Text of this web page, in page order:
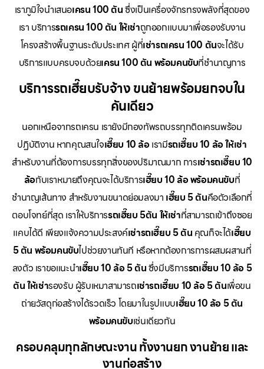
เราภูมิใจนำเสนอเครน 100 ตันซึ่งเป็นเครื่องจักรทรงพลังที่สุดของ
เรา บริการรถเครน 100 ตัน ให้เช่าถูกออกแบบมาเพื่อรองรับงาน
โครงสร้างพื้นฐานระดับประเทศ ผู้ที่เช่ารถเครน 100 ตันจะได้รับ
บริการแบบครบจบด้วยเครน 100 ตัน พร้อมคนขับที่ชำนาญการ
บริการรถเฮี๊ยบรับจ้าง ขนย้ายพร้อมยกจบใน
คันเดียว
นอกเหนือจากรถเครน เรายังมีกองทัพรถบรรทุกติดเครนพร้อม
ปฏิบัติงาน หากคุณสนใจเฮี๊ยบ 10 ล้อเรามีรถเฮี๊ยบ 10 ล้อ ให้เช่า
สำหรับงานที่ต้องการบรรทุกสิ่งของปริมาณมาก การเช่ารถเฮี๊ยบ 10
ล้อกับเราหมายถึงคุณจะได้บริการเฮี๊ยบ 10 ล้อ พร้อมคนขับที่
ชำนาญเส้นทาง สำหรับงานขนาดย่อมลงมา เฮี๊ยบ 5 ตันคือตัวเลือกที่
ตอบโจทย์ที่สุด เราให้บริการรถเฮี๊ยบ 5ตัน ให้เช่าที่สามารถเข้าถึงซอย
แคบได้ดี เพียงแจ้งความประสงค์เช่ารถเฮี๊ยบ 5 ตัน คุณก็จะได้เฮี๊ยบ
5 ตัน พร้อมคนขับไปช่วยงานทันที หรือหากต้องการการผสมผสานที่
ลงตัว เราขอแนะนำเฮี๊ยบ 10 ล้อ 5 ตันซึ่งมีบริการรถเฮี๊ยบ 10 ล้อ 5
ตัน ให้เช่ารองรับ ผู้รับเหมาสามารถเช่ารถเฮี๊ยบ 10 ล้อ 5 ตันเพื่อขน
ถ่ายวัสดุก่อสร้างได้รวดเร็ว โดยมาในรูปแบบเฮี๊ยบ 10 ล้อ 5 ตัน
พร้อมคนขับเช่นเดียวกัน
ครอบคลุมทุกลักษณะงาน ทั้งงานยก งานย้าย และ
งานก่อสร้าง